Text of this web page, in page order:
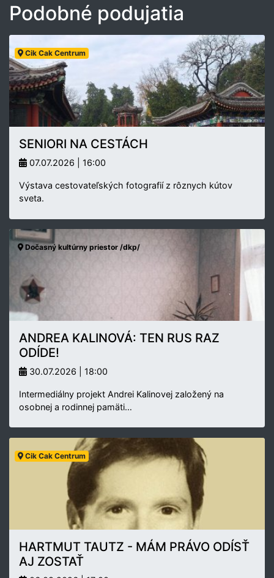
Podobné podujatia
Cik Cak Centrum
SENIORI NA CESTÁCH
07.07.2026 | 16:00
Výstava cestovateľských fotografií z rôznych kútov
sveta.
Dočasný kultúrny priestor /dkp/
ANDREA KALINOVÁ: TEN RUS RAZ
ODÍDE!
30.07.2026 | 18:00
Intermediálny projekt Andrei Kalinovej založený na
osobnej a rodinnej pamäti…
Cik Cak Centrum
HARTMUT TAUTZ - MÁM PRÁVO ODÍSŤ
AJ ZOSTAŤ